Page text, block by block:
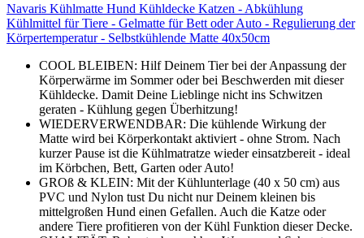
Navaris Kühlmatte Hund Kühldecke Katzen - Abkühlung
Kühlmittel für Tiere - Gelmatte für Bett oder Auto - Regulierung der
Körpertemperatur - Selbstkühlende Matte 40x50cm
COOL BLEIBEN: Hilf Deinem Tier bei der Anpassung der
Körperwärme im Sommer oder bei Beschwerden mit dieser
Kühldecke. Damit Deine Lieblinge nicht ins Schwitzen
geraten - Kühlung gegen Überhitzung!
WIEDERVERWENDBAR: Die kühlende Wirkung der
Matte wird bei Körperkontakt aktiviert - ohne Strom. Nach
kurzer Pause ist die Kühlmatratze wieder einsatzbereit - ideal
im Körbchen, Bett, Garten oder Auto!
GROß & KLEIN: Mit der Kühlunterlage (40 x 50 cm) aus
PVC und Nylon tust Du nicht nur Deinem kleinen bis
mittelgroßen Hund einen Gefallen. Auch die Katze oder
andere Tiere profitieren von der Kühl Funktion dieser Decke.